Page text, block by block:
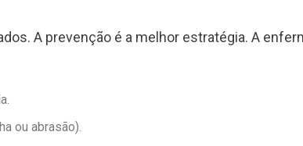
A prevenção é a melhor estratégia. A
ou abrasão).